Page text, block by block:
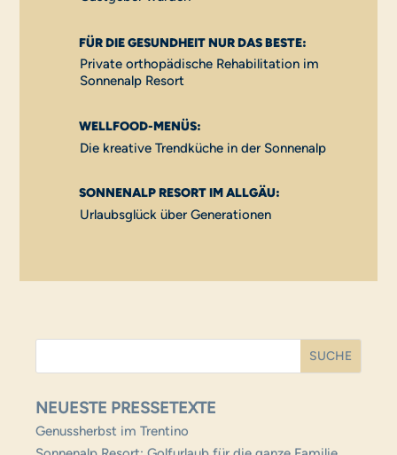
FÜR DIE GESUNDHEIT NUR DAS BESTE:
Private orthopädische Rehabilitation im
Sonnenalp Resort
WELLFOOD-MENÜS:
Die kreative Trendküche in der Sonnenalp
SONNENALP RESORT IM ALLGÄU:
Urlaubsglück über Generationen
NEUESTE PRESSETEXTE
Genussherbst im Trentino